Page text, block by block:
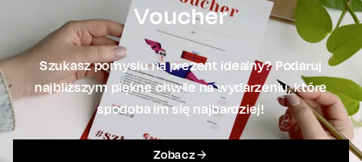
Voucher
Szukasz pomysłu na prezent idealny? Podaruj
najbliższym piękne chwile na wydarzeniu, które
spodoba im się najbardziej!
Zobacz